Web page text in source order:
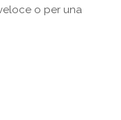
o per una